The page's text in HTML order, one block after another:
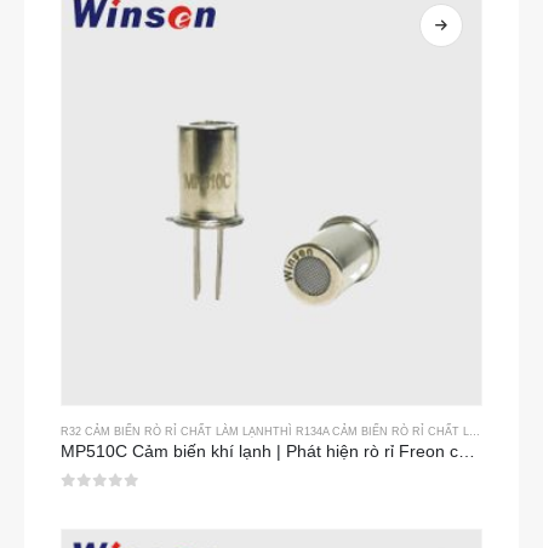
R32 CẢM BIẾN RÒ RỈ CHẤT LÀM LẠNH THÌ R134A CẢM BIẾN RÒ RỈ CHẤT LÀM LẠNH
MP510C Cảm biến khí lạnh | Phát hiện rò rỉ Freon có độ nhạy cao đối với R32, R134A, R410A, R290